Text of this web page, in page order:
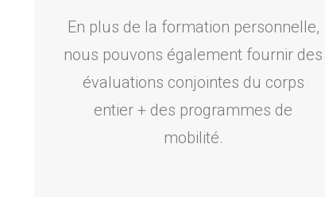
En plus de la formation personnelle,
nous pouvons également fournir des
évaluations conjointes du corps
entier + des programmes de
mobilité.